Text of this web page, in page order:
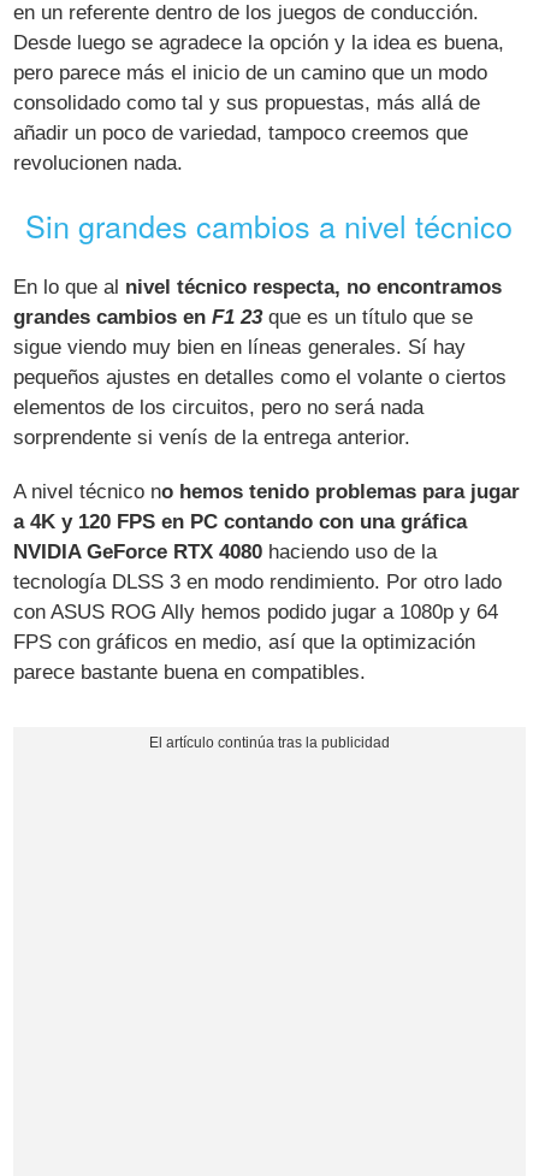
en un referente dentro de los juegos de conducción.
Desde luego se agradece la opción y la idea es buena,
pero parece más el inicio de un camino que un modo
consolidado como tal y sus propuestas, más allá de
añadir un poco de variedad, tampoco creemos que
revolucionen nada.
Sin grandes cambios a nivel técnico
En lo que al nivel técnico respecta, no encontramos
grandes cambios enF1 23que es un título que se
sigue viendo muy bien en líneas generales. Sí hay
pequeños ajustes en detalles como el volante o ciertos
elementos de los circuitos, pero no será nada
sorprendente si venís de la entrega anterior.
A nivel técnico no hemos tenido problemas para jugar
a 4K y 120 FPS en PC contando con una gráfica
NVIDIA GeForce RTX 4080 haciendo uso de la
tecnología DLSS 3 en modo rendimiento. Por otro lado
con ASUS ROG Ally hemos podido jugar a 1080p y 64
FPS con gráficos en medio, así que la optimización
parece bastante buena en compatibles.